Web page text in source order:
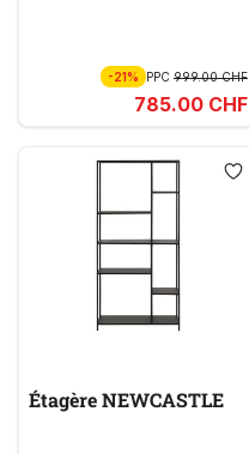
-21% PPC 999.00 CHF
785.00 CHF
Étagère NEWCASTLE